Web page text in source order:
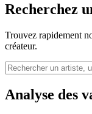
Recherchez
Trouvez rapidement
créateur.
Analyse des